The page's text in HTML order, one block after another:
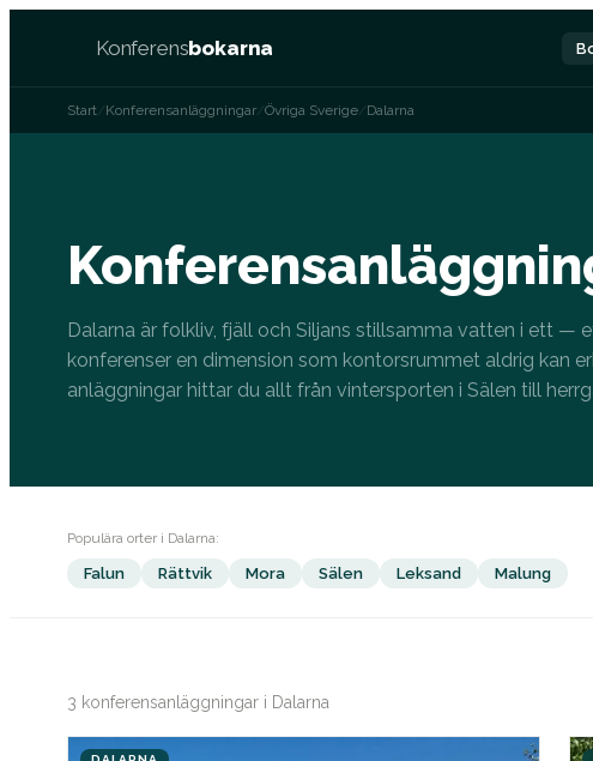
Konferensbokarna
Start Konferensanläggningar Övriga Sverige Dalarna
Dalarna är folkliv, fjäll och Siljans stillsamma vatten i ett —
konferenser en dimension som kontorsrummet aldrig kan
anläggningar hittar du allt från vintersporten i Sälen till
Populära orter i Dalarna:
Falun Rättvik Mora Sälen Leksand Malung
3 konferensanläggningar i Dalarna